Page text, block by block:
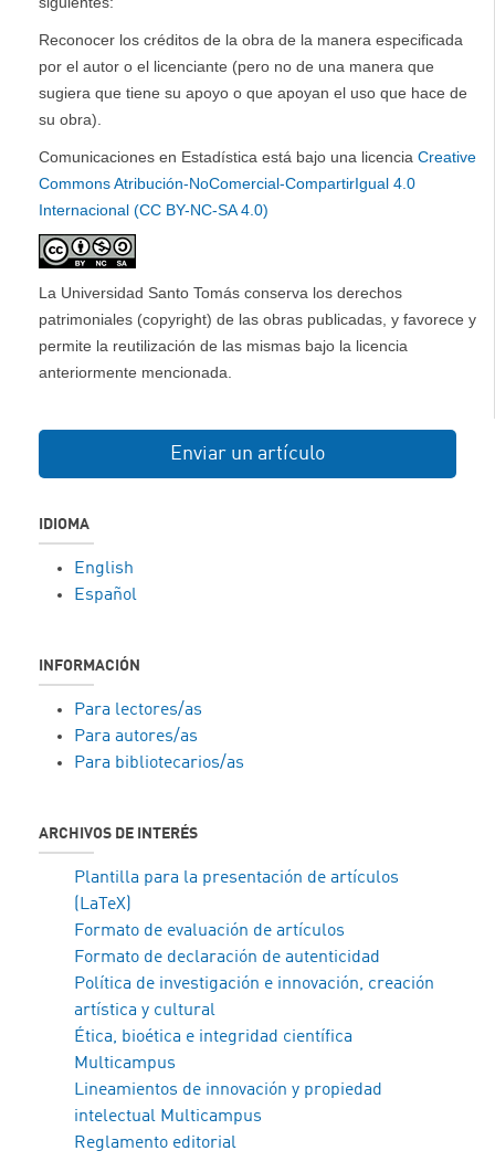
Reconocer los créditos de la obra de la manera especificada
por el autor o el licenciante (pero no de una manera que
sugiera que tiene su apoyo o que apoyan el uso que hace de
su obra).
Comunicaciones en Estadística está bajo una licencia Creative
Commons Atribución-NoComercial-CompartirIgual 4.0
Internacional (CC BY-NC-SA 4.0)
La Universidad Santo Tomás conserva los derechos
patrimoniales (copyright) de las obras publicadas, y favorece y
permite la reutilización de las mismas bajo la licencia
anteriormente mencionada.
Enviar un artículo
IDIOMA
English
Español
INFORMACIÓN
Para lectores/as
Para autores/as
Para bibliotecarios/as
ARCHIVOS DE INTERÉS
Plantilla para la presentación de artículos
(LaTeX)
Formato de evaluación de artículos
Formato de declaración de autenticidad
Política de investigación e innovación, creación
artística y cultural
Ética, bioética e integridad científica
Multicampus
Lineamientos de innovación y propiedad
intelectual Multicampus
Reglamento editorial